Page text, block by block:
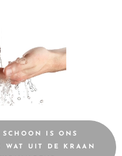
IS ONS
WAT UIT DE KRAAN